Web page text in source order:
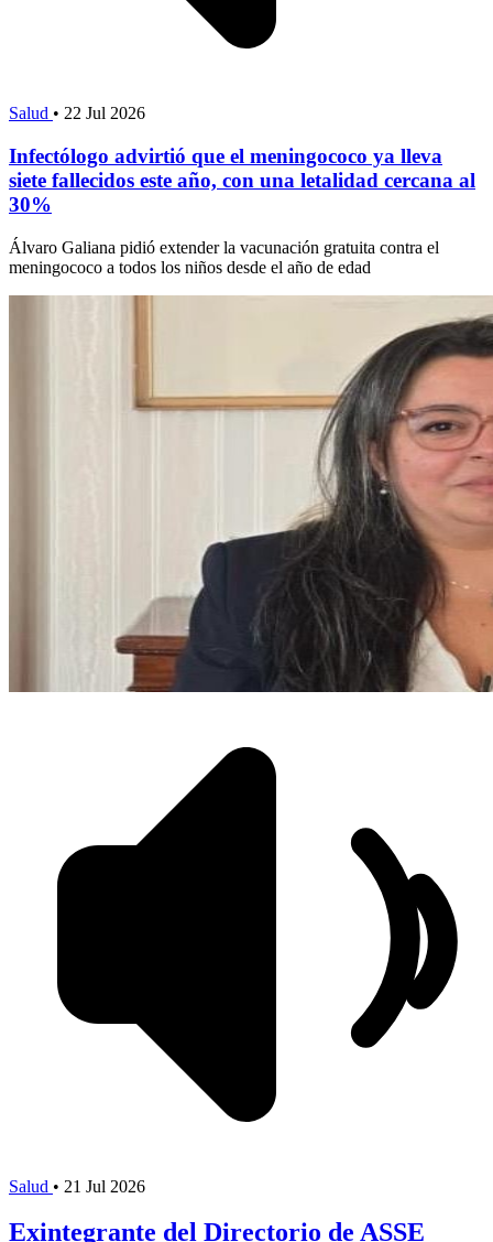
Salud • 22 Jul 2026
Infectólogo advirtió que el meningococo ya lleva
siete fallecidos este año, con una letalidad cercana al
30%
Álvaro Galiana pidió extender la vacunación gratuita contra el
meningococo a todos los niños desde el año de edad
Salud • 21 Jul 2026
Exintegrante del Directorio de ASSE